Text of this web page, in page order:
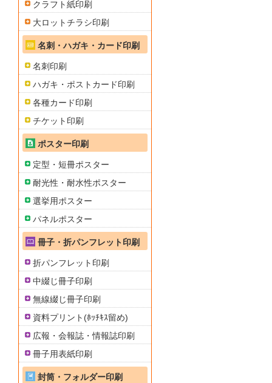
クラフト紙印刷
大ロットチラシ印刷
名刺・ハガキ・カード印刷
名刺印刷
ハガキ・ポストカード印刷
各種カード印刷
チケット印刷
ポスター印刷
定型・短冊ポスター
耐光性・耐水性ポスター
選挙用ポスター
パネルポスター
冊子・折パンフレット印刷
折パンフレット印刷
中綴じ冊子印刷
無線綴じ冊子印刷
資料プリント(ﾎｯﾁｷｽ留め)
広報・会報誌・情報誌印刷
冊子用表紙印刷
封筒・フォルダー印刷